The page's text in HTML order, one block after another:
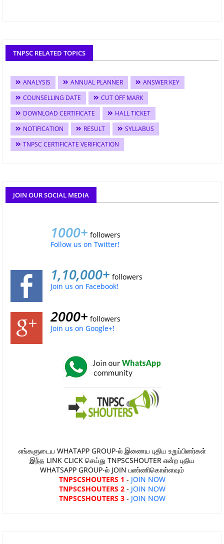
TNPSC RELATED TOPICS
ANALYSIS ANNUAL PLANNER
ANSWER KEY
COUNSELLING DATE
CUT OFF MARK
DOWNLOAD CERTIFICATE
HALL TICKET
NOTIFICATION
RESULT
SYLLABUS
TNPSC CERTIFICATE VERIFICATION
JOIN OUR SOCIAL MEDIA
1000+ followers
Follow us on Twitter!
1,10,000+ followers
Join us on Facebook!
2000+ followers
Join us on Google+!
எங்களுடைய WHATAPP GROUP-ல் இணைய புதிய உறுப்பினர்கள்
இந்த LINK CLICK செய்து TNPSCSHOUTER என்ற புதிய
WHATSAPP GROUP-ல் JOIN பண்ணிகொள்ளவும்
TNPSCSHOUTERS 1 - JOIN NOW
TNPSCSHOUTERS 2- JOIN NOW
TNPSCSHOUTERS 3- JOIN NOW